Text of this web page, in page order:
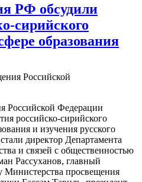
РФ обсудили
сирийского
образования
Российской
Российской Федерации
российско-сирийского
и изучения русского
директор Департамента
и связей с общественностью
Рассуханов, главный
Министерства просвещения